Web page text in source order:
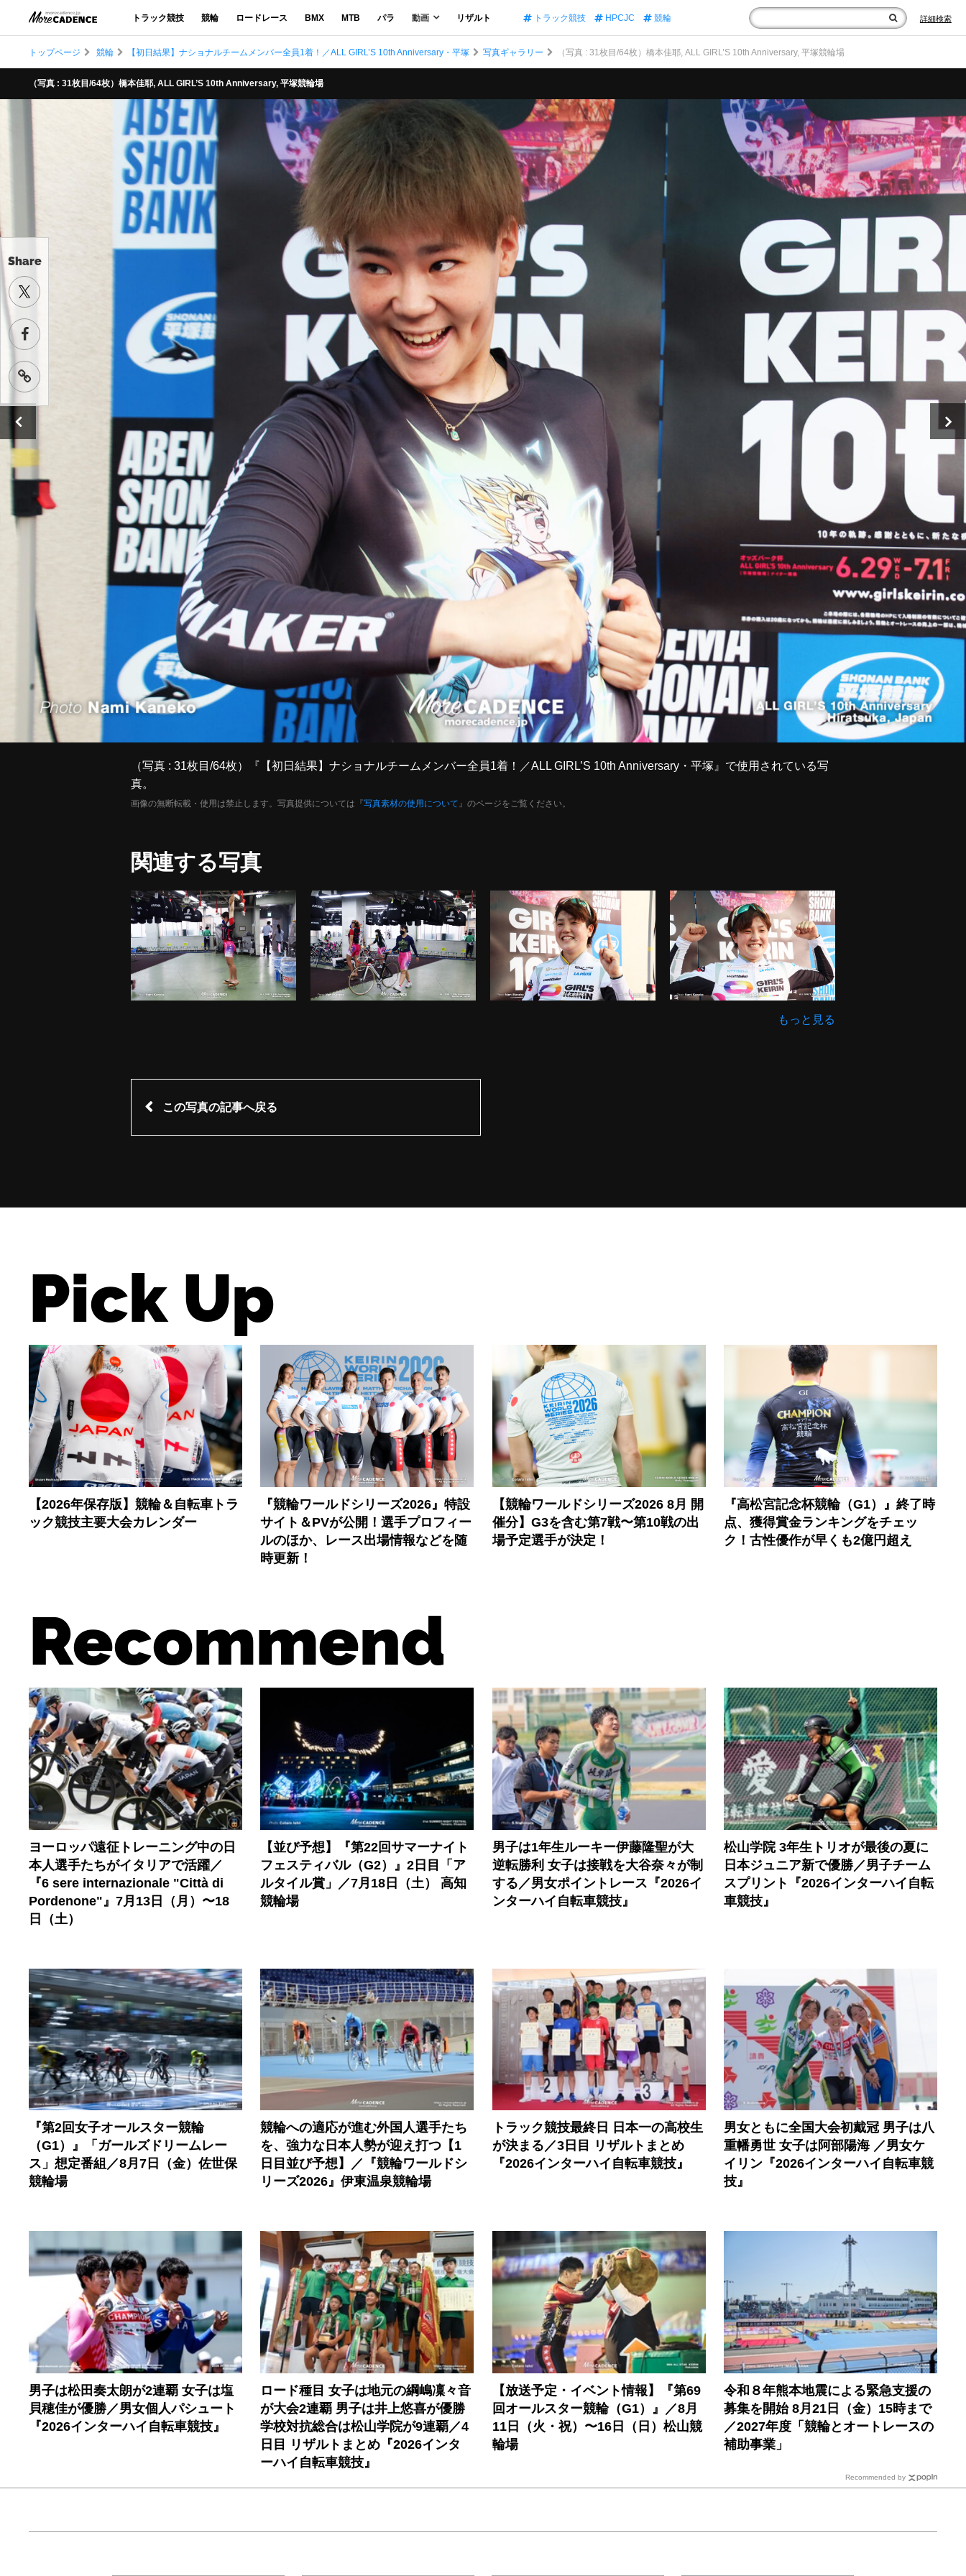
トラック競技 競輪 ロードレース BMX MTB パラ 動画 リザルト トラック競技 HPCJC 競輪 詳細検索
Share
トップページ 競輪 【初日結果】ナショナルチームメンバー全員1着！／ALL GIRL’S 10th Anniversary・平塚 写真ギャラリー （写真 : 31枚目/64枚）橋本佳耶, ALL GIRL’S 10th Anniversary, 平塚競輪場
（写真 : 31枚目/64枚）橋本佳耶, ALL GIRL’S 10th Anniversary, 平塚競輪場
（写真 : 31枚目/64枚）『【初日結果】ナショナルチームメンバー全員1着！／ALL GIRL’S 10th Anniversary・平塚』で使用されている写
真。
画像の無断転載・使用は禁止します。写真提供については『写真素材の使用について 』のページをご覧ください。
関連する写真
もっと見る
この写真の記事へ戻る
Pick Up
【2026年保存版】競輪＆自転車トラ
ック競技主要大会カレンダー
『競輪ワールドシリーズ2026』特設
サイト＆PVが公開！選手プロフィー
ルのほか、レース出場情報などを随
時更新！
【競輪ワールドシリーズ2026 8月 開
催分】G3を含む第7戦〜第10戦の出
場予定選手が決定！
『高松宮記念杯競輪（G1）』終了時
点、獲得賞金ランキングをチェッ
ク！古性優作が早くも2億円超え
Recommend
ヨーロッパ遠征トレーニング中の日
本人選手たちがイタリアで活躍／
『6 sere internazionale "Città di
Pordenone"』7月13日（月）〜18
日（土）
【並び予想】『第22回サマーナイト
フェスティバル（G2）』2日目「ア
ルタイル賞」／7月18日（土） 高知
競輪場
男子は1年生ルーキー伊藤隆聖が大
逆転勝利 女子は接戦を大谷奈々が制
する／男女ポイントレース『2026イ
ンターハイ自転車競技』
松山学院 3年生トリオが最後の夏に
日本ジュニア新で優勝／男子チーム
スプリント『2026インターハイ自転
車競技』
『第2回女子オールスター競輪
（G1）』「ガールズドリームレー
ス」想定番組／8月7日（金）佐世保
競輪場
競輪への適応が進む外国人選手たち
を、強力な日本人勢が迎え打つ【1
日目並び予想】／『競輪ワールドシ
リーズ2026』伊東温泉競輪場
トラック競技最終日 日本一の高校生
が決まる／3日目 リザルトまとめ
『2026インターハイ自転車競技』
男女ともに全国大会初戴冠 男子は八
重幡勇世 女子は阿部陽海 ／男女ケ
イリン『2026インターハイ自転車競
技』
男子は松田奏太朗が2連覇 女子は塩
貝穂佳が優勝／男女個人パシュート
『2026インターハイ自転車競技』
ロード種目 女子は地元の綱嶋凜々音
が大会2連覇 男子は井上悠喜が優勝
学校対抗総合は松山学院が9連覇／4
日目 リザルトまとめ『2026インタ
ーハイ自転車競技』
【放送予定・イベント情報】『第69
回オールスター競輪（G1）』／8月
11日（火・祝）〜16日（日）松山競
輪場
令和８年熊本地震による緊急支援の
募集を開始 8月21日（金）15時まで
／2027年度「競輪とオートレースの
補助事業」
Recommended by